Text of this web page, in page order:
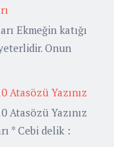
Ekmeğin katığı
Onun
Atasözü Yazınız
Atasözü Yazınız
* Cebi delik :